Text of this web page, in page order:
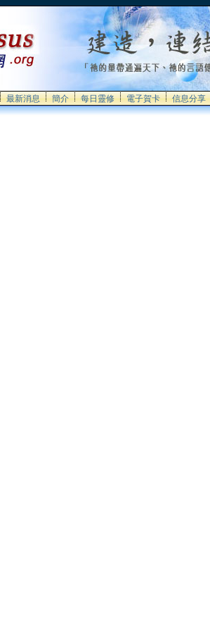
最新消息 簡介 每日靈修 電子賀卡 信息分享